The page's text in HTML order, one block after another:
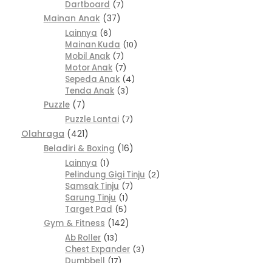
Dartboard 7
Mainan Anak
37
Lainnya 6
Mainan Kuda 10
Mobil Anak 7
Motor Anak 7
Sepeda Anak 4
Tenda Anak 3
Puzzle
7
Puzzle Lantai 7
Olahraga 421
Beladiri & Boxing
16
Lainnya 1
Pelindung Gigi Tinju 2
Samsak Tinju 7
Sarung Tinju 1
Target Pad 5
Gym & Fitness
142
Ab Roller 13
Chest Expander 3